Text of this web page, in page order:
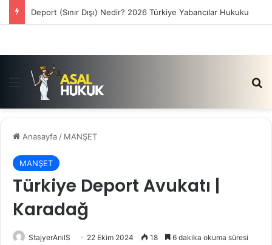
Satış Vaadi Sözleşmesi İptali Nedir?
Menü
Anasayfa / MANŞET
MANŞET
Türkiye Deport Avukatı |
Karadağ
StajyerAnılS 22 Ekim 2024 18 6 dakika okuma süresi